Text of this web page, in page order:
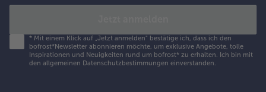
* Mit einem Klick auf „Jetzt anmelden" bestätige ich, dass ich den
bofrost*Newsletter abonnieren möchte, um exklusive Angebote, tolle
Inspirationen und Neuigkeiten rund um bofrost* zu erhalten. Ich bin mit
den allgemeinen Datenschutzbestimmungen einverstanden.